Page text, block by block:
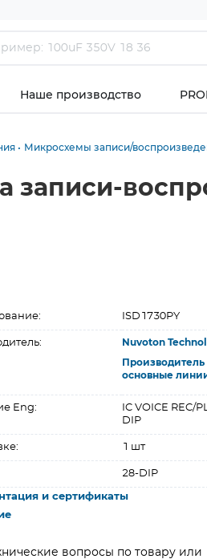
Наше производство
Микросхемы записи/
записи-
ISD1730PY
Nuvoton
Производитель
основные
Eng:
IC VOICE REC/
DIP
1 шт
28-DIP
и сертификаты
вопросы по товару или